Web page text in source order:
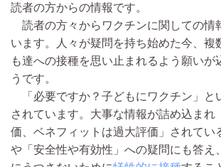
読者の方からの情報です。
読者の方々からワクチンに関しての情
います。人々が疑問を持ち始めた今、複
も達への接種を思い止まれるよう願いが
うです。
「必要ですか？子どもにワクチン」と
されています。大事な情報が詰め込まれ
価、ベネフィットは過大評価」されてい
や「安全性や有効性」への疑問にも答え